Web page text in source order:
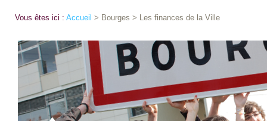
Vous êtes ici : Accueil > Bourges > Les finances de la Ville